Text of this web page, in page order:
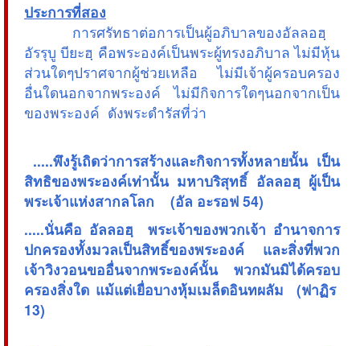
ประการที่สอง
การศรัทธาต่อการเป็นผู้อภิบาลของอัลลอฮฺ
อัรรุบู บียะฮฺ คือพระองค์เป็นพระผู้ทรงอภิบาล ไม่มีหุ้น
ส่วนใดๆปราศจากผู้ช่วยเหลือ ไม่มีเจ้าผู้ครอบครอง
อื่นใดนอกจากพระองค์ ไม่มีกิจการใดๆนอกจากเป็น
ของพระองค์ ดังพระดำรัสที่ว่า
 .....พึงรู้เถิดว่าการสร้างและกิจการทั้งหลายนั้น เป็น
สิทธิของพระองค์เท่านั้น มหาบริสุทธิ์ อัลลอฮฺ ผู้เป็น
พระเจ้าแห่งสากลโลก (อัล อะรอฟ 54)
.....นั่นคือ อัลลอฮฺ พระเจ้าของพวกเจ้า อำนาจการ
ปกครองทั้งมวลเป็นสิทธิ์ของพระองค์ และสิ่งที่พวก
เจ้าวิงวอนขออื่นจากพระองค์นั้น พวกมันมิได้ครอบ
ครองสิ่งใด แม้แต่เยื่อบางหุ้มเมล็ดอินทผลัม (ฟาฏิร
13)